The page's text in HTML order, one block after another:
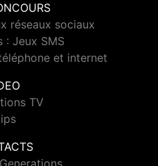
réseaux sociaux
: Jeux SMS
et internet
TV